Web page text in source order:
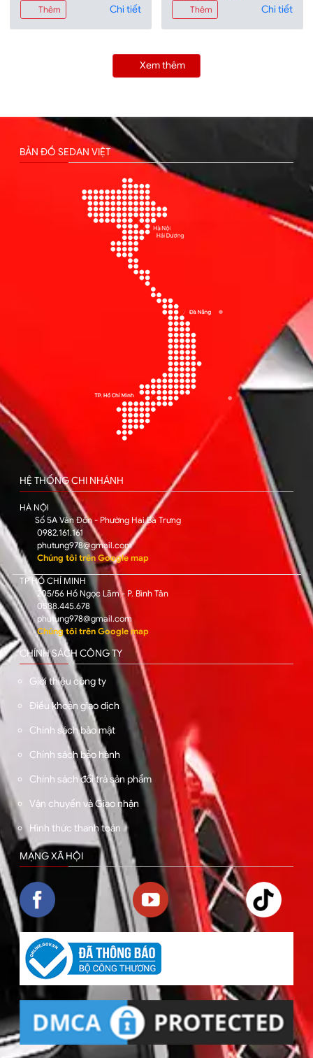
Thêm Chi tiết Thêm Chi tiết
Xem thêm
BẢN ĐỒ SEDAN VIỆT
HỆ THỐNG CHI NHÁNH
HÀ NỘI
Số 5A Vân Đồn - Phường Hai Bà Trưng
0982.161.161
phutung978@gmail.com
Chúng tôi trên Google map
TP HỒ CHÍ MINH
205/56 Hồ Ngọc Lãm - P. Bình Tân
0588.445.678
phutung978@gmail.com
Chúng tôi trên Google map
CHÍNH SÁCH CÔNG TY
Giới thiệu công ty
Điều khoản giao dịch
Chính sách bảo mật
Chính sách bảo hành
Chính sách đổi trả sản phẩm
Vận chuyển và Giao nhận
Hình thức thanh toán
MẠNG XÃ HỘI